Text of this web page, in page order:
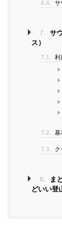
6.4. サ
7.
サ
ス）
7.1. 利
7.2. 基
7.3. ク
8.
ま
どいい登